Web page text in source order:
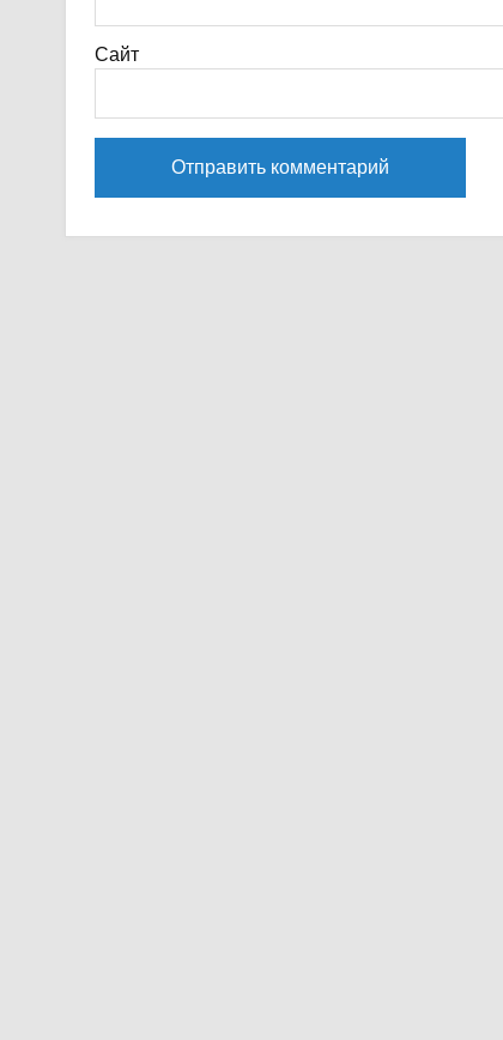
Сайт